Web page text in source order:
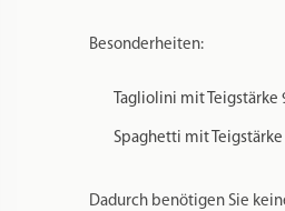
Besonderheiten:
Tagliolini mit Teigstärke
Spaghetti mit Teigstärke
Dadurch benötigen Sie